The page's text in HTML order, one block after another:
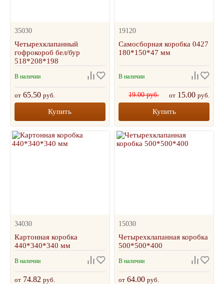
35030
Четырехклапанный
гофрокороб бел/бур
518*208*198
В наличии
от 65.50 руб.
Купить
19120
Самосборная коробка 0427
180*150*47 мм
В наличии
19.00 руб. от 15.00 руб.
Купить
34030
Картонная коробка
440*340*340 мм
В наличии
от 74.82 руб.
15030
Четырехклапанная коробка
500*500*400
В наличии
от 64.00руб.